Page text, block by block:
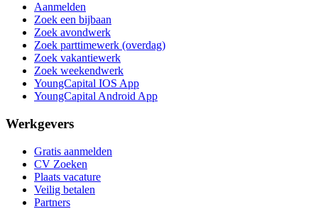
Aanmelden
Zoek een bijbaan
Zoek avondwerk
Zoek parttimewerk (overdag)
Zoek vakantiewerk
Zoek weekendwerk
YoungCapital IOS App
YoungCapital Android App
Werkgevers
Gratis aanmelden
CV Zoeken
Plaats vacature
Veilig betalen
Partners